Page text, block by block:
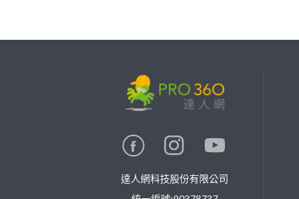
達人網科技股份有限公司